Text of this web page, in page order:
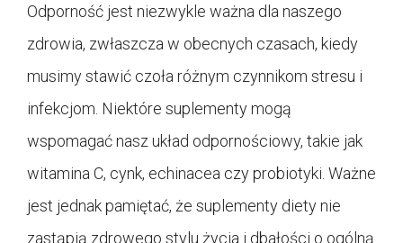
Odporność jest niezwykle ważna dla naszego
zdrowia, zwłaszcza w obecnych czasach, kiedy
musimy stawić czoła różnym czynnikom stresu i
infekcjom. Niektóre suplementy mogą
wspomagać nasz układ odpornościowy, takie jak
witamina C, cynk, echinacea czy probiotyki. Ważne
jest jednak pamiętać, że suplementy diety nie
zastąpią zdrowego stylu życia i dbałości o ogólną